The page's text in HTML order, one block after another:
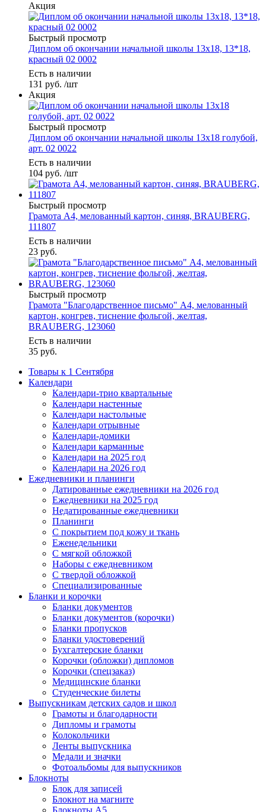
Акция
Быстрый просмотр
Диплом об окончании начальной школы 13х18, 13*18,
красный 02 0002
Есть в наличии
131 руб. /шт
Акция
Быстрый просмотр
Диплом об окончании начальной школы 13х18 голубой,
арт. 02 0022
Есть в наличии
104 руб. /шт
Быстрый просмотр
Грамота А4, мелованный картон, синяя, BRAUBERG,
111807
Есть в наличии
23 руб.
Быстрый просмотр
Грамота "Благодарственное письмо" А4, мелованный
картон, конгрев, тиснение фольгой, желтая,
BRAUBERG, 123060
Есть в наличии
35 руб.
Товары к 1 Сентября
Календари
Календари-трио квартальные
Календари настенные
Календари настольные
Календари отрывные
Календари-домики
Календари карманные
Календари на 2025 год
Календари на 2026 год
Ежедневники и планинги
Датированные ежедневники на 2026 год
Ежедневники на 2025 год
Недатированные ежедневники
Планинги
С покрытием под кожу и ткань
Еженедельники
С мягкой обложкой
Наборы с ежедневником
С твердой обложкой
Специализированные
Бланки и корочки
Бланки документов
Бланки документов (корочки)
Бланки пропусков
Бланки удостоверений
Бухгалтерские бланки
Корочки (обложки) дипломов
Корочки (спецзаказ)
Медицинские бланки
Студенческие билеты
Выпускникам детских садов и школ
Грамоты и благодарности
Дипломы и грамоты
Колокольчики
Ленты выпускника
Медали и значки
Фотоальбомы для выпускников
Блокноты
Блок для записей
Блокнот на магните
Блокноты А5